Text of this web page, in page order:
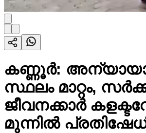
കണ്ണൂർ:
സ്ഥലം മാറ്റം,
ജീവനക്കാർ
മുന്നിൽ